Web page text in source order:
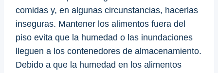
comidas y, en algunas circunstancias, hacerlas
inseguras. Mantener los alimentos fuera del
piso evita que la humedad o las inundaciones
lleguen a los contenedores de almacenamiento.
Debido a que la humedad en los alimentos